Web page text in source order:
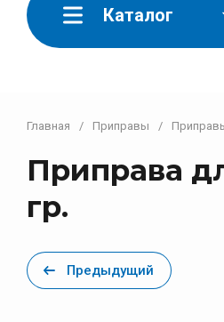
Красный
Каталог
Главная / Приправы /
Приправа
гр.
Предыдущий